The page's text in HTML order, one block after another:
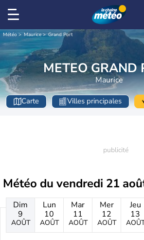
Météo Maurice Grand Port
METEO GRAND
Maurice
Carte Villes principales
Météo du vendredi 21
Dim
9
AOÛT
Lun
10
AOÛT
Mar
11
AOÛT
Mer
12
AOÛT
Jeu
13